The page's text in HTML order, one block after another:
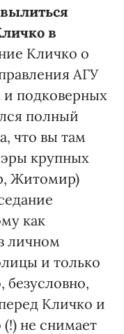
в
Кличко о
АГУ
и подковерных
полный
что вы там
крупных
Житомир)
как
личном
и только
безусловно,
Кличко и
не снимает